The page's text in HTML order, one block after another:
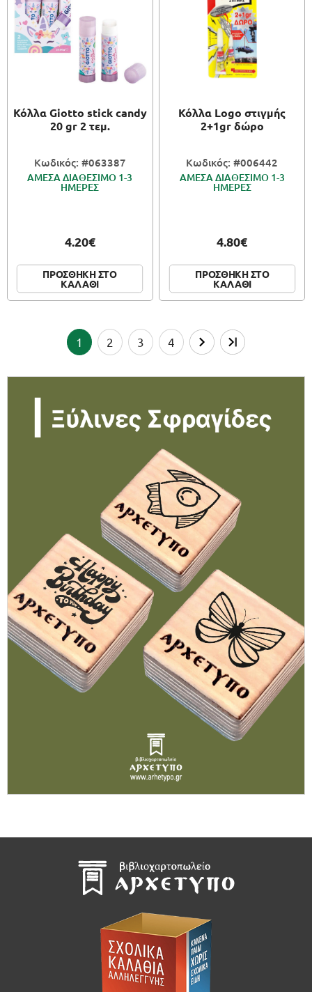
Κόλλα Giotto stick candy
20 gr 2 τεμ.
Κωδικός: #063387
ΑΜΕΣΑ ΔΙΑΘΕΣΙΜΟ 1-3
ΗΜΕΡΕΣ
4.20€
ΠΡΟΣΘΗΚΗ ΣΤΟ
ΚΑΛΑΘΙ
Κόλλα Logo στιγμής
2+1gr δώρο
Κωδικός: #006442
ΑΜΕΣΑ ΔΙΑΘΕΣΙΜΟ 1-3
ΗΜΕΡΕΣ
4.80€
ΠΡΟΣΘΗΚΗ ΣΤΟ
ΚΑΛΑΘΙ
1 2 3 4